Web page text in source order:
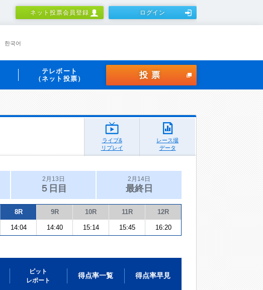
ネット投票会員登録 ログイン
한국어
テレボート
（ネット投票）
投票
ライブ&
リプレイ
レース場
データ
2月13日
５日目
2月14日
最終日
8R 9R 10R 11R 12R
14:04 14:40 15:14 15:45 16:20
ピット
レポート
得点率一覧 得点率早見